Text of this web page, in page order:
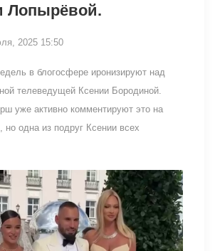
Лопырёвой.
2025 15:50
в блогосфере иронизируют над
телеведущей Ксении Бородиной.
уже активно комментируют это на
но одна из подруг Ксении всех